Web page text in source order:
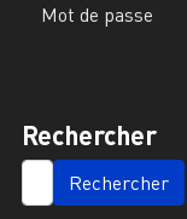
Mot de passe
Rechercher
SEARCH